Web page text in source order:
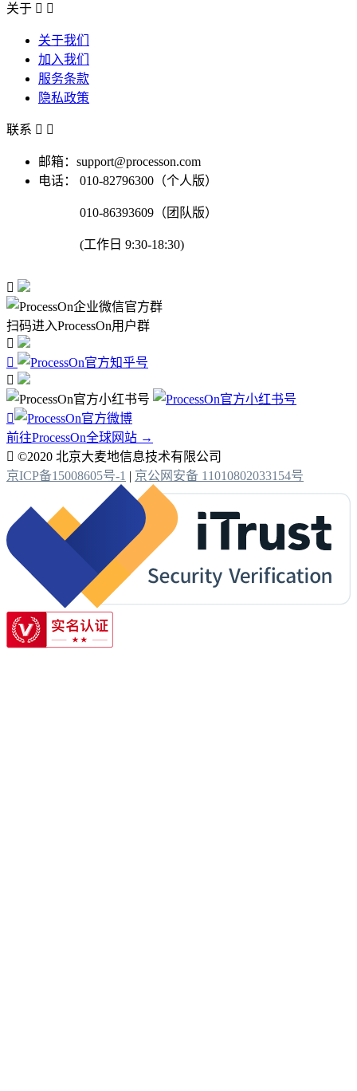
关于  
关于我们
加入我们
服务条款
隐私政策
联系  
邮箱：support@processon.com
电话：
010-82796300（个人版）
010-86393609（团队版）
(工作日 9:30-18:30)

扫码进入ProcessOn用户群




前往ProcessOn全球网站 →
 ©2020 北京大麦地信息技术有限公司
京ICP备15008605号-1 | 京公网安备 11010802033154号